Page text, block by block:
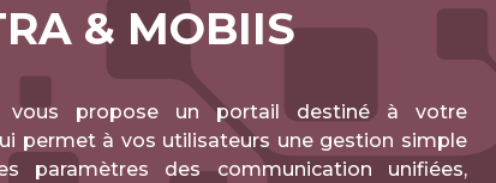
& MOBIIS
vous propose un portail destiné à votre
permet à vos utilisateurs une gestion simple
paramètres des communication unifiées,